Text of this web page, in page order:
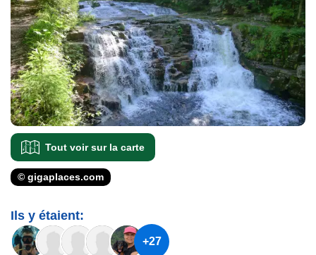
Tout voir sur la carte
© gigaplaces.com
Ils y étaient:
+27